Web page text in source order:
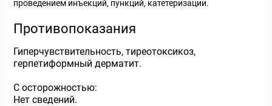
проведением инъекций, пункций, катетеризации.
Противопоказания
Гиперчувствительность, тиреотоксикоз,
герпетиформный дерматит.
С осторожностью:
Нет сведений.